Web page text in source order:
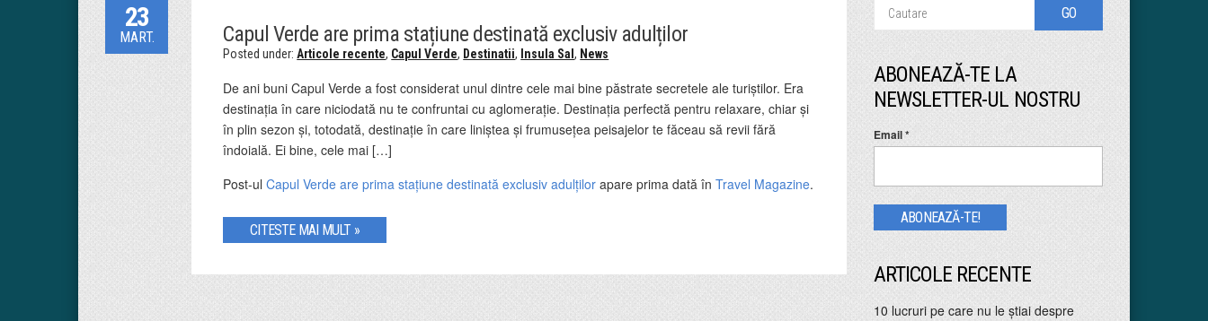
23
MART. Capul Verde are prima stațiune destinată exclusiv adulților
Posted under:Articole recente, Capul Verde, Destinatii, Insula Sal, News
De ani buni Capul Verde a fost considerat unul dintre cele mai bine păstrate secretele ale turiștilor. Era
destinația în care niciodată nu te confruntai cu aglomerație. Destinația perfectă pentru relaxare, chiar și
în plin sezon și, totodată, destinație în care liniștea și frumusețea peisajelor te făceau să revii fără
îndoială. Ei bine, cele mai […]
Post-ulCapul Verde are prima stațiune destinată exclusiv adulților apare prima dată înTravel Magazine.
CITESTE MAI MULT »
ABONEAZĂ-TE LA
NEWSLETTER-UL NOSTRU
Email*
ARTICOLE RECENTE
10 lucruri pe care nu le ştiai despre